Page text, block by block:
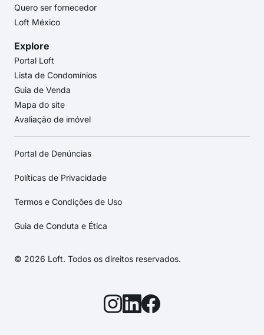
Quero ser fornecedor
Loft México
Explore
Portal Loft
Lista de Condomínios
Guia de Venda
Mapa do site
Avaliação de imóvel
Portal de Denúncias
Políticas de Privacidade
Termos e Condições de Uso
Guia de Conduta e Ética
© 2026 Loft. Todos os direitos reservados.